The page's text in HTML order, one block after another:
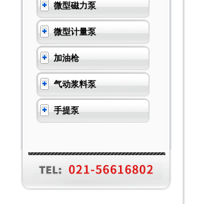
微型磁力泵
微型计量泵
加油枪
气动浆料泵
手提泵